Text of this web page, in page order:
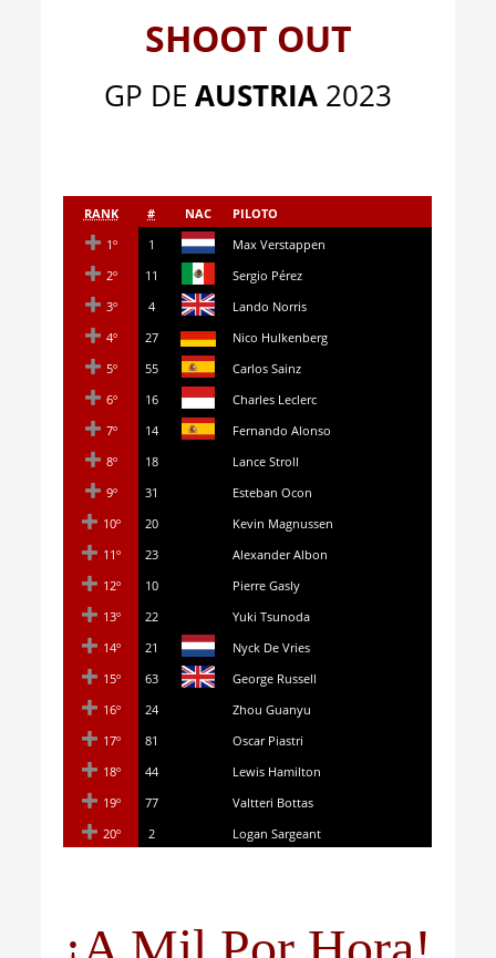
SHOOT OUT
GP DE AUSTRIA 2023
RANK # NAC
PILOTO
1º
1
Max Verstappen
2º
11
Sergio Pérez
3º
4
Lando Norris
4º
27
Nico Hulkenberg
5º
55
Carlos Sainz
6º
16
Charles Leclerc
7º
14
Fernando Alonso
8º
18
Lance Stroll
9º
31
Esteban Ocon
10º
20
Kevin Magnussen
11º
23
Alexander Albon
12º
10
Pierre Gasly
13º
22
Yuki Tsunoda
14º
21
Nyck De Vries
15º
63
George Russell
16º
24
Zhou Guanyu
17º
81
Oscar Piastri
18º
44
Lewis Hamilton
19º
77
Valtteri Bottas
20º
2 Logan Sargeant